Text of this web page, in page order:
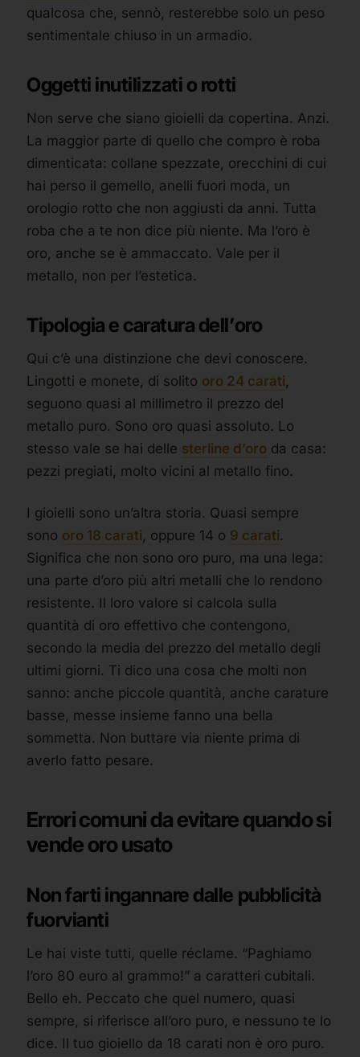
qualcosa che, sennò, resterebbe solo un peso
sentimentale chiuso in un armadio.
Oggetti inutilizzati o rotti
Non serve che siano gioielli da copertina. Anzi.
La maggior parte di quello che compro è roba
dimenticata: collane spezzate, orecchini di cui
hai perso il gemello, anelli fuori moda, un
orologio rotto che non aggiusti da anni. Tutta
roba che a te non dice più niente. Ma l’oro è
oro, anche se è ammaccato. Vale per il
metallo, non per l’estetica.
Tipologia e caratura dell’oro
Qui c’è una distinzione che devi conoscere.
Lingotti e monete, di solito oro 24 carati,
seguono quasi al millimetro il prezzo del
metallo puro. Sono oro quasi assoluto. Lo
stesso vale se hai delle sterline d’oro da casa:
pezzi pregiati, molto vicini al metallo fino.
I gioielli sono un’altra storia. Quasi sempre
sono oro 18 carati, oppure 14 o 9 carati.
Significa che non sono oro puro, ma una lega:
una parte d’oro più altri metalli che lo rendono
resistente. Il loro valore si calcola sulla
quantità di oro effettivo che contengono,
secondo la media del prezzo del metallo degli
ultimi giorni. Ti dico una cosa che molti non
sanno: anche piccole quantità, anche carature
basse, messe insieme fanno una bella
sommetta. Non buttare via niente prima di
averlo fatto pesare.
Errori comuni da evitare quando si
vende oro usato
Non farti ingannare dalle pubblicità
fuorvianti
Le hai viste tutti, quelle réclame. “Paghiamo
l’oro 80 euro al grammo!” a caratteri cubitali.
Bello eh. Peccato che quel numero, quasi
sempre, si riferisce all’oro puro, e nessuno te lo
dice. Il tuo gioiello da 18 carati non è oro puro.